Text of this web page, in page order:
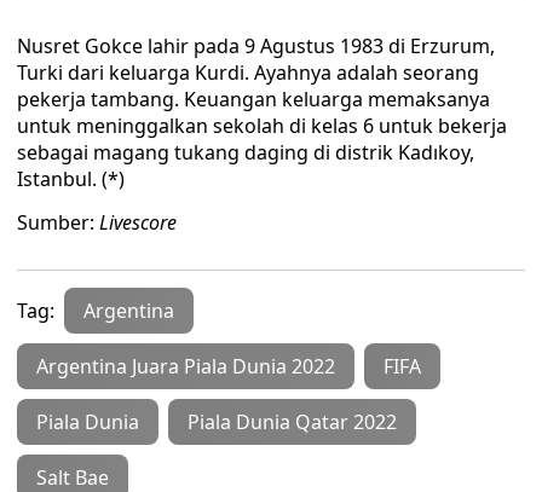
Nusret Gokce lahir pada 9 Agustus 1983 di Erzurum,
Turki dari keluarga Kurdi. Ayahnya adalah seorang
pekerja tambang. Keuangan keluarga memaksanya
untuk meninggalkan sekolah di kelas 6 untuk bekerja
sebagai magang tukang daging di distrik Kadıkoy,
Istanbul. (*)
Sumber: Livescore
Tag: Argentina
Argentina Juara Piala Dunia 2022 FIFA
Piala Dunia Piala Dunia Qatar 2022
Salt Bae